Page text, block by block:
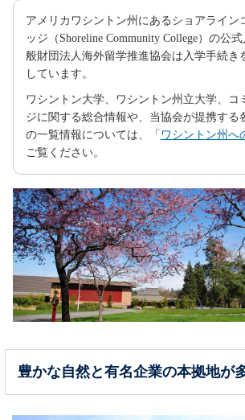
アメリカワシントン州にあるショアライン
ッジ（Shoreline Community College）の公
般財団法人海外留学推進協会は入学手続き
しています。
ワシントン大学、ワシントン州立大学、コ
ジに関する総合情報や、当協会が提携する
の一覧情報については、「 ワシントン州へ
ご覧ください。
豊かな自然と有名企業の本拠地が